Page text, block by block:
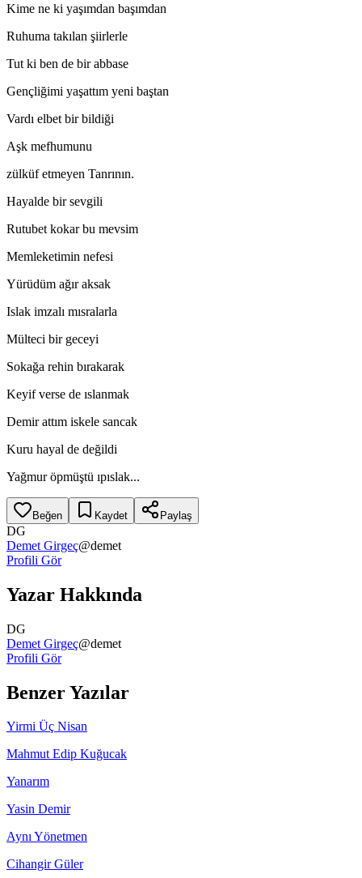
Kime ne ki yaşımdan başımdan
Ruhuma takılan şiirlerle
Tut ki ben de bir abbase
Gençliğimi yaşattım yeni baştan
Vardı elbet bir bildiği
Aşk mefhumunu
zülküf etmeyen Tanrının.
Hayalde bir sevgili
Rutubet kokar bu mevsim
Memleketimin nefesi
Yürüdüm ağır aksak
Islak imzalı mısralarla
Mülteci bir geceyi
Sokağa rehin bırakarak
Keyif verse de ıslanmak
Demir attım iskele sancak
Kuru hayal de değildi
Yağmur öpmüştü ıpıslak...
Beğen Kaydet Paylaş
DG
Demet Girgeç@demet
Profili Gör
Yazar Hakkında
DG
Demet Girgeç@demet
Profili Gör
Benzer Yazılar
Yirmi Üç Nisan
Mahmut Edip Kuğucak
Yanarım
Yasin Demir
Aynı Yönetmen
Cihangir Güler